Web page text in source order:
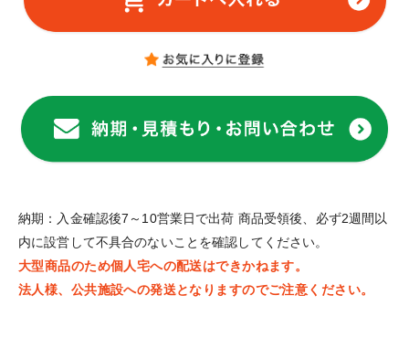
納期：入金確認後7～10営業日で出荷 商品受領後、必ず2週間以
内に設営して不具合のないことを確認してください。
大型商品のため個人宅への配送はできかねます。
法人様、公共施設への発送となりますのでご注意ください。